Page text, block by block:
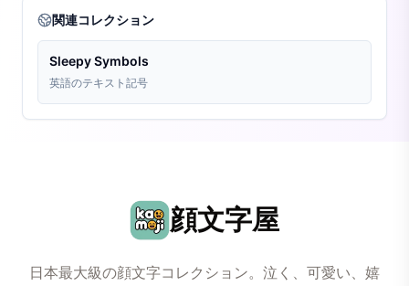
関連コレクション
Sleepy Symbols
英語のテキスト記号
顔文字屋
日本最大級の顔文字コレクション。泣く、可愛い、嬉